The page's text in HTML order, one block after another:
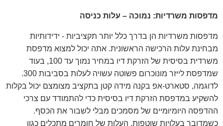
מדפסות משרדיות: נמוכה – עלות כניסה
מדפסות משרדיות הן בדרך כלל יותר תקציביות - ידידותיות
מבחינת עלות הרכישה הראשונית. אתה יכול למצוא מדפסת
משרדית בסיסית של הזרקת דיו במחיר נמוך עד 100, בעוד
שמדפסת לייזר מונוכרום פשוטה עשויה לעלות בסביבות 300.
לדוגמה, סטארט-אפ בקנה מידה קטן בתקציב מצומצם יכול בקלות
להשקיע במדפסת הזרקת דיו בסיסית כדי להתמודד עם צרכי
ההדפסה היומיומיים של מסמכים מבלי לשבור את הכסף.
כשמדובר בעלויות שוטפות, העלות של חומרים מתכלים כגון